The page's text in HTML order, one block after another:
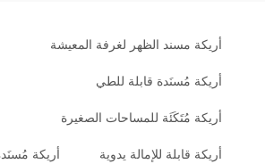
أريكة مسند الظهر لغرفة المعيشة
أريكة مُسنَدة قابلة للطي
أريكة مُتَكَئَة للمساحات الصغيرة
أريكة قابلة للإمالة يدوية أريكة